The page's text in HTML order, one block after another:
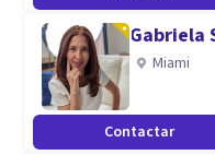
Gabriela
Miami
Contactar